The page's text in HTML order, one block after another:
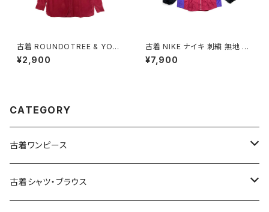
古着 ROUNDOTREE & YORK
E ラウンドツリーアンドヨーク
前開き 無地 コーデュロイ 長袖
¥2,900
古着 NIKE ナイキ 刺繍 無地 ナ
イロン 長袖 アウター アウトドア
ジャケット ピンク (ttu250816
¥7,900
CATEGORY
古着ワンピース
古着長袖ワンピース
古着シャツ・ブラウス